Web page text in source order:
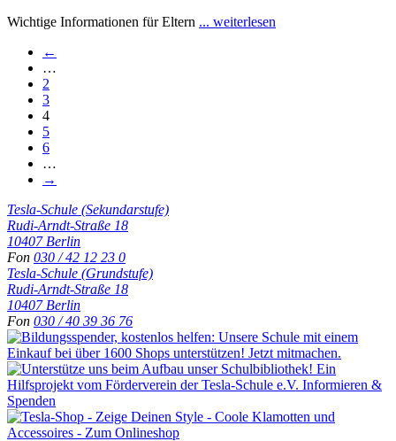
Wichtige Informationen für Eltern ... weiterlesen
←
…
2
3
4
5
6
…
→
Tesla-Schule (Sekundarstufe)
Rudi-Arndt-Straße 18
10407 Berlin
Fon 030 / 42 12 23 0
Tesla-Schule (Grundstufe)
Rudi-Arndt-Straße 18
10407 Berlin
Fon 030 / 40 39 36 76